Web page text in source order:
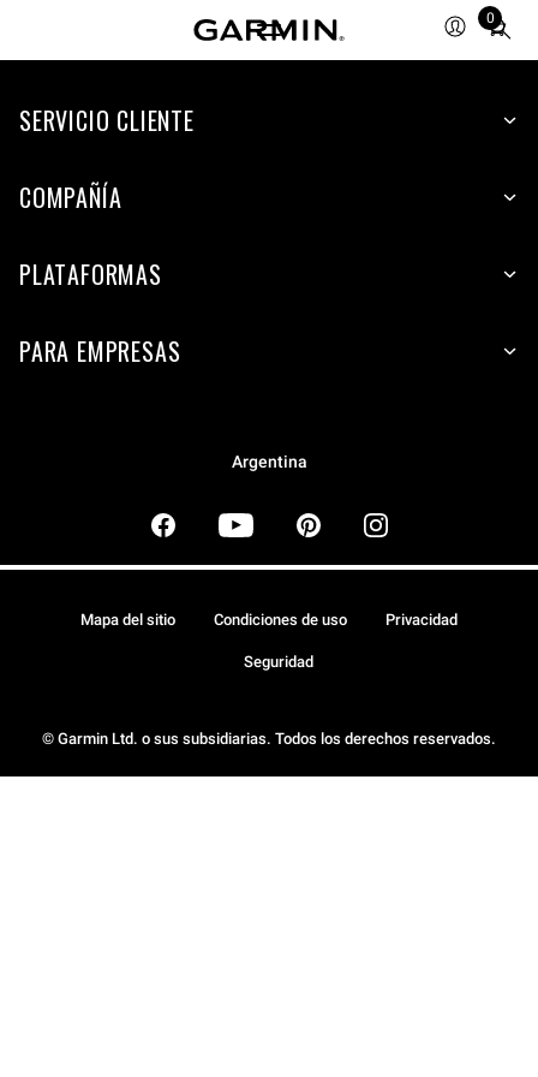
0
Total
items
cart:
SERVICIO CLIENTE
COMPAÑÍA
PLATAFORMAS
PARA EMPRESAS
Argentina
© Garmin Ltd. o sus subsidiarias. Todos los derechos reservados.
Mapa del sitio Condiciones de uso Privacidad
Seguridad